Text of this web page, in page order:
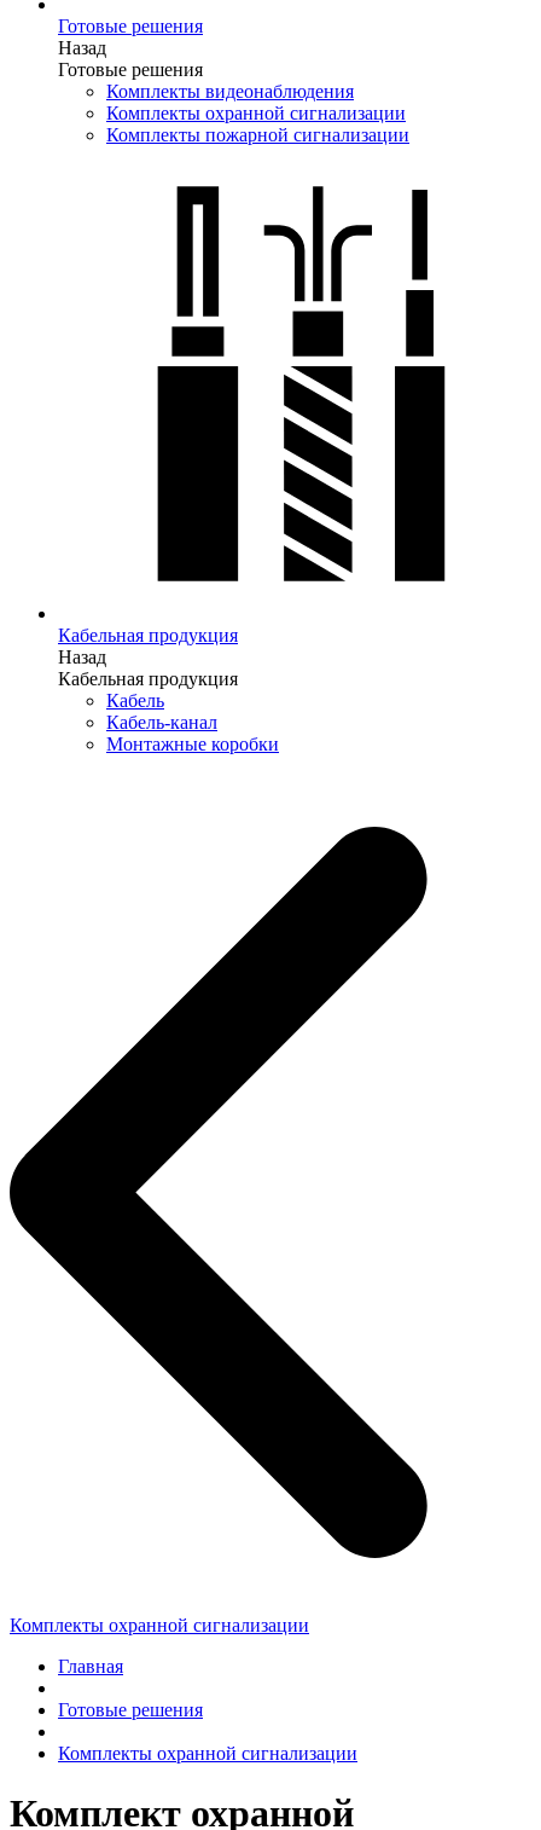
Готовые решения
Назад
Готовые решения
Комплекты видеонаблюдения
Комплекты охранной сигнализации
Комплекты пожарной сигнализации
Кабельная продукция
Назад
Кабельная продукция
Кабель
Кабель-канал
Монтажные коробки
Комплекты охранной сигнализации
Главная
Готовые решения
Комплекты охранной сигнализации
Комплект охранной